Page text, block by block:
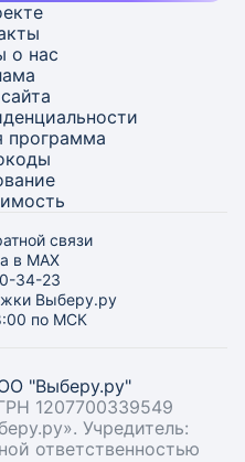
о нас
сайта
программа
связи
в MAX
34-23
Выберу.ру
по МСК
"Выберу.ру"
1207700339549
Учредитель:
ответственностью